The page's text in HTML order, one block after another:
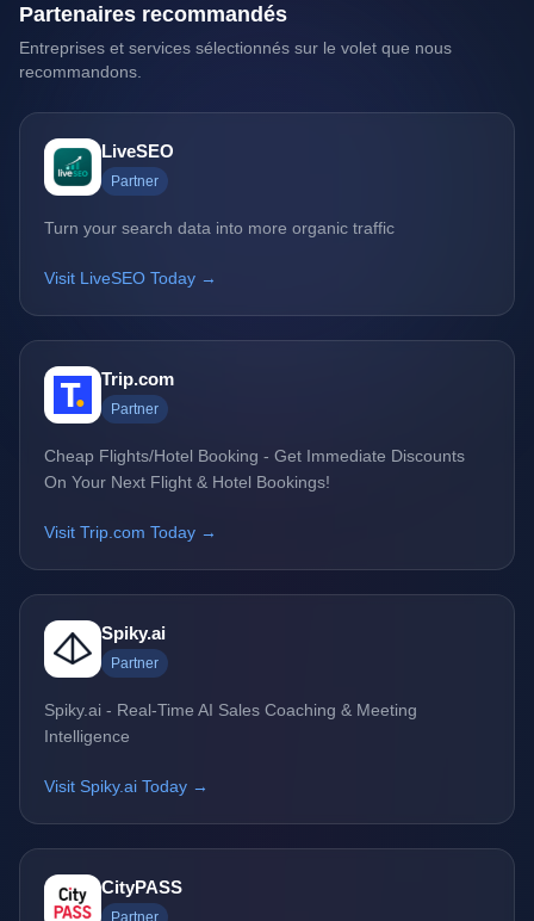
Partenaires recommandés
Entreprises et services sélectionnés sur le volet que nous
recommandons.
LiveSEO
Partner
Turn your search data into more organic traffic
Visit LiveSEO Today →
Trip.com
Partner
Cheap Flights/Hotel Booking - Get Immediate Discounts
On Your Next Flight & Hotel Bookings!
Visit Trip.com Today →
Spiky.ai
Partner
Spiky.ai - Real-Time AI Sales Coaching & Meeting
Intelligence
Visit Spiky.ai Today →
CityPASS